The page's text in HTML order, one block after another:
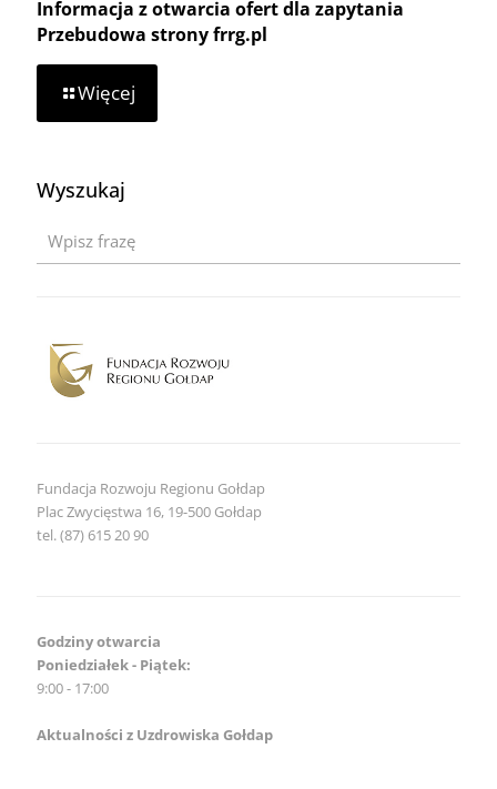
Informacja z otwarcia ofert dla zapytania
Przebudowa strony frrg.pl
Więcej
Informacja
Przebudowa
strony
Wyszukaj
Fundacja Rozwoju Regionu Gołdap
Plac Zwycięstwa 16, 19-500 Gołdap
tel. (87) 615 20 90
Godziny otwarcia
Poniedziałek - Piątek:
9:00 - 17:00
Aktualności z Uzdrowiska Gołdap